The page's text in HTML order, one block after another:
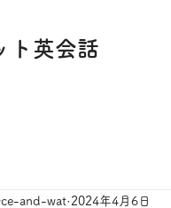
ト英会話
and-wat 2024年4月6日